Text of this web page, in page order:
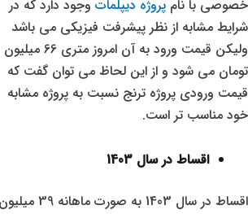
خصوصی با نام پروژه دیپلمات وجود دارد که در
شرایط مشابه از نظر پیشرفت فیزیکی می باشد
ولیکن قیمت ورود به آن امروز متری 66 میلیون
تومان می شود و از این لحاظ می توان گفت که
قیمت ورودی پروژه ترنج نسبت به پروژه مشابه
خود مناسب تر است.
اقساط در سال 1403
اقساط در سال 1403 به صورت ماهانه 39 میلیون